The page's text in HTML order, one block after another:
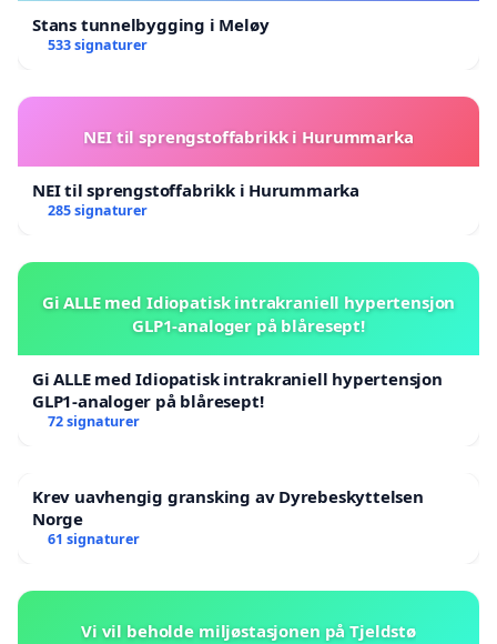
Stans tunnelbygging i Meløy
533 signaturer
NEI til sprengstoffabrikk i Hurummarka
NEI til sprengstoffabrikk i Hurummarka
285 signaturer
Gi ALLE med Idiopatisk intrakraniell hypertensjon
GLP1-analoger på blåresept!
Gi ALLE med Idiopatisk intrakraniell hypertensjon
GLP1-analoger på blåresept!
72 signaturer
Krev uavhengig gransking av Dyrebeskyttelsen
Norge
61 signaturer
Vi vil beholde miljøstasjonen på Tjeldstø